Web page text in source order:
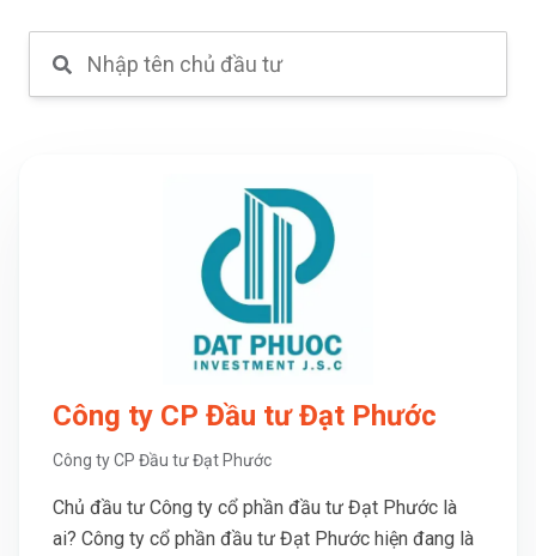
Công ty CP Đầu tư Đạt Phước
Công ty CP Đầu tư Đạt Phước
Chủ đầu tư Công ty cổ phần đầu tư Đạt Phước là
ai? Công ty cổ phần đầu tư Đạt Phước hiện đang là